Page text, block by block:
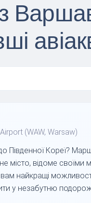
(WAW, Warsaw)
Південної Кореї?
місто, відоме
найкращі
у незабутню